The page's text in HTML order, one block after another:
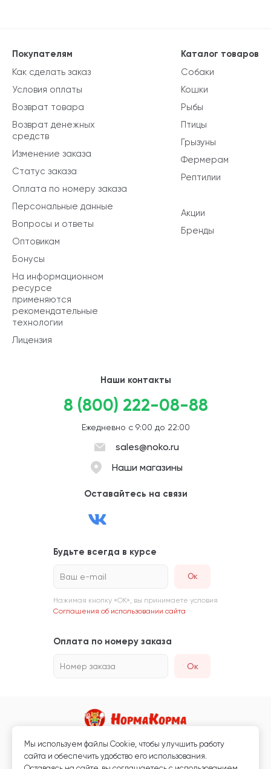
Каталог товаров
Собаки
Кошки
Рыбы
Птицы
Грызуны
Фермерам
Рептилии
Акции
Бренды
Покупателям
Как сделать заказ
Условия оплаты
Возврат товара
Возврат денежных
средств
Изменение заказа
Статус заказа
Оплата по номеру заказа
Персональные данные
Вопросы и ответы
Оптовикам
Бонусы
На информационном
ресурсе
применяются
рекомендательные
технологии
Лицензия
Наши контакты
8 (800) 222-08-88
Ежедневно с 9:00 до 22:00
sales@noko.ru
Наши магазины
Оставайтесь на связи
Будьте всегда в курсе
Ваш e-mail
Нажимая кнопку «ОК», вы принимаете условия
Соглашения об использовании сайта
Оплата по номеру заказа
Номер заказа Ок
Магазин кормов для животных и ветаптека
Любая информация, размещённая на сайте, не является публичной
Мы используем файлы Сookie, чтобы улучшить работу
сайта и обеспечить удобство его использования.